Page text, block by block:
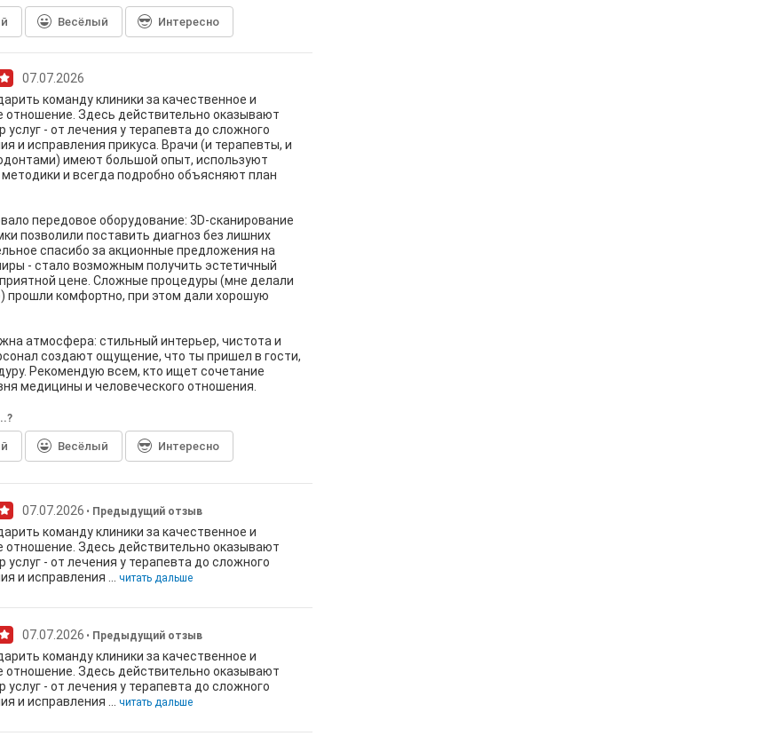
Весёлый Интересно
07.07.2026
команду клиники за качественное и
отношение. Здесь действительно оказывают
услуг - от лечения у терапевта до сложного
и исправления прикуса. Врачи (и терапевты, и
имеют большой опыт, используют
и всегда подробно объясняют план
передовое оборудование: 3D-сканирование
позволили поставить диагноз без лишних
спасибо за акционные предложения на
- стало возможным получить эстетичный
цене. Сложные процедуры (мне делали
прошли комфортно, при этом дали хорошую
атмосфера: стильный интерьер, чистота и
создают ощущение, что ты пришел в гости,
Рекомендую всем, кто ищет сочетание
медицины и человеческого отношения.
Весёлый Интересно
07.07.2026 Предыдущий отзыв
команду клиники за качественное и
отношение. Здесь действительно оказывают
услуг - от лечения у терапевта до сложного
и исправления ... читать дальше
07.07.2026 Предыдущий отзыв
команду клиники за качественное и
отношение. Здесь действительно оказывают
услуг - от лечения у терапевта до сложного
и исправления ... читать дальше